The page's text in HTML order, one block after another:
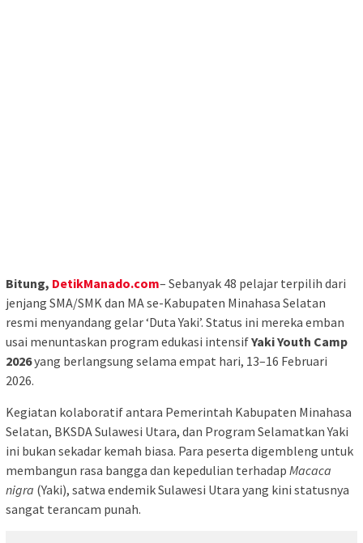
Bitung, DetikManado.com– Sebanyak 48 pelajar terpilih dari
jenjang SMA/SMK dan MA se-Kabupaten Minahasa Selatan
resmi menyandang gelar ‘Duta Yaki’. Status ini mereka emban
usai menuntaskan program edukasi intensifYaki Youth Camp
2026yang berlangsung selama empat hari, 13–16 Februari
2026.
Kegiatan kolaboratif antara Pemerintah Kabupaten Minahasa
Selatan, BKSDA Sulawesi Utara, dan Program Selamatkan Yaki
ini bukan sekadar kemah biasa. Para peserta digembleng untuk
membangun rasa bangga dan kepedulian terhadap Macaca
nigra (Yaki), satwa endemik Sulawesi Utara yang kini statusnya
sangat terancam punah.